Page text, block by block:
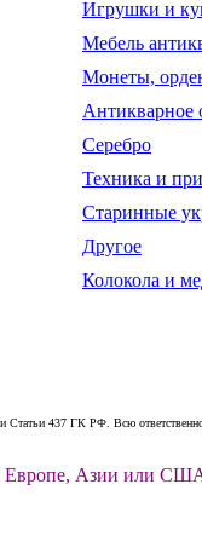
Игрушки и
Мебель
Монеты,
Антикварное
Серебро
Техника и
Старинные
Другое
Колокола и
437 ГК РФ. Всю
Европе, Азии или